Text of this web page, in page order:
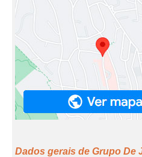
Dados gerais de Grupo De